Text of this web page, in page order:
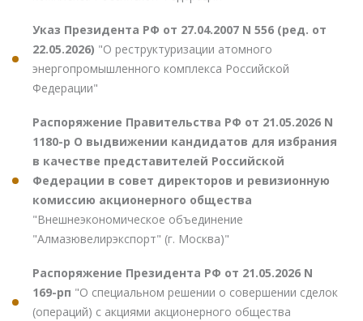
Указ Президента РФ от 27.04.2007 N 556 (ред. от
22.05.2026) "О реструктуризации атомного
энергопромышленного комплекса Российской
Федерации"
Распоряжение Правительства РФ от 21.05.2026 N
1180-р О выдвижении кандидатов для избрания
в качестве представителей Российской
Федерации в совет директоров и ревизионную
комиссию акционерного общества
"Внешнеэкономическое объединение
"Алмазювелирэкспорт" (г. Москва)"
Распоряжение Президента РФ от 21.05.2026 N
169-рп "О специальном решении о совершении сделок
(операций) с акциями акционерного общества